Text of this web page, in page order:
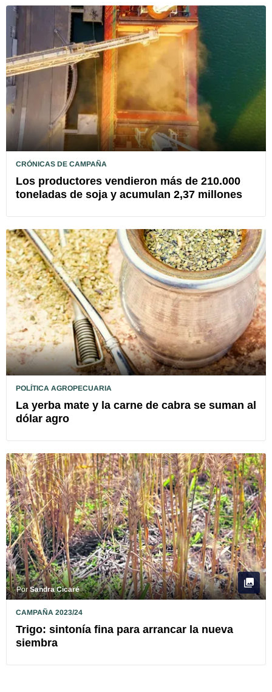
CRÓNICAS DE CAMPAÑA
Los productores vendieron más de 210.000
toneladas de soja y acumulan 2,37 millones
POLÍTICA AGROPECUARIA
La yerba mate y la carne de cabra se suman al
dólar agro
PorSandra Cicaré
CAMPAÑA 2023/24
Trigo: sintonía fina para arrancar la nueva
siembra